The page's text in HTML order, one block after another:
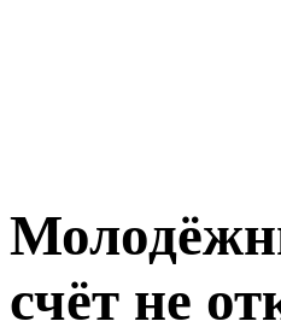
счёт не